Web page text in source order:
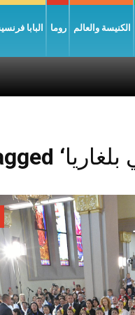
البابا روما الكنيسة والعالم